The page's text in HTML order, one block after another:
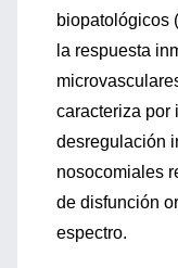
biopatológicos
la respuesta
caracteriza por
desregulación
nosocomiales
de disfunción
espectro.